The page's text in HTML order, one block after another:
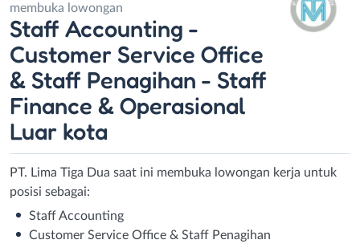
membuka lowongan
Staff Accounting -
Customer Service Office
& Staff Penagihan - Staff
Finance & Operasional
Luar kota
PT. Lima Tiga Dua saat ini membuka lowongan kerja untuk
posisi sebagai:
Staff Accounting
Customer Service Office & Staff Penagihan